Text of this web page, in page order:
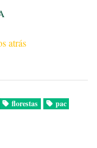
atrás
florestas
pac